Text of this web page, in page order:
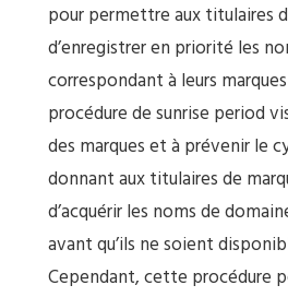
pour permettre aux titulaires
d’enregistrer en priorité les
correspondant à leurs
procédure de sunrise period
des marques et à prévenir le
donnant aux titulaires de
d’acquérir les noms de
avant qu’ils ne soient
Cependant, cette procédure